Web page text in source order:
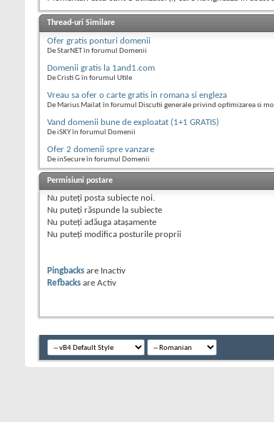
Thread-uri Similare
Ofer gratis ponturi domenii
De StarNET în forumul Domenii
Domenii gratis la 1and1.com
De Cristi G în forumul Utile
Vreau sa ofer o carte gratis in romana si engleza
De Marius Mailat în forumul Discutii generale privind optimizarea si
Vand domenii bune de exploatat (1+1 GRATIS)
De iSKY în forumul Domenii
Ofer 2 domenii spre vanzare
De inSecure în forumul Domenii
Permisiuni postare
Nu puteţi posta subiecte noi.
Nu puteţi răspunde la subiecte
Nu puteţi adăuga ataşamente
Nu puteţi modifica posturile proprii
Pingbacks are Inactiv
Refbacks are Activ